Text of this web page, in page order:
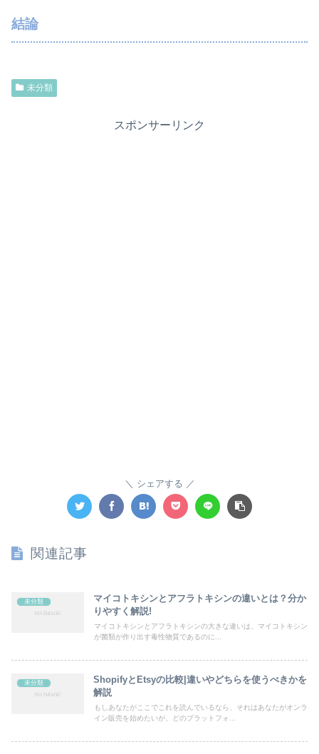
結論
未分類
スポンサーリンク
シェアする
関連記事
未分類
マイコトキシンとアフラトキシンの違いとは？分か
りやすく解説!
マイコトキシンとアフラトキシンの大きな違いは、マイコトキシン
が菌類が作り出す毒性物質であるのに...
未分類
ShopifyとEtsyの比較|違いやどちらを使うべきかを
解説
もしあなたがここでこれを読んでいるなら、それはあなたがオンラ
イン販売を始めたいが、どのプラットフォ...